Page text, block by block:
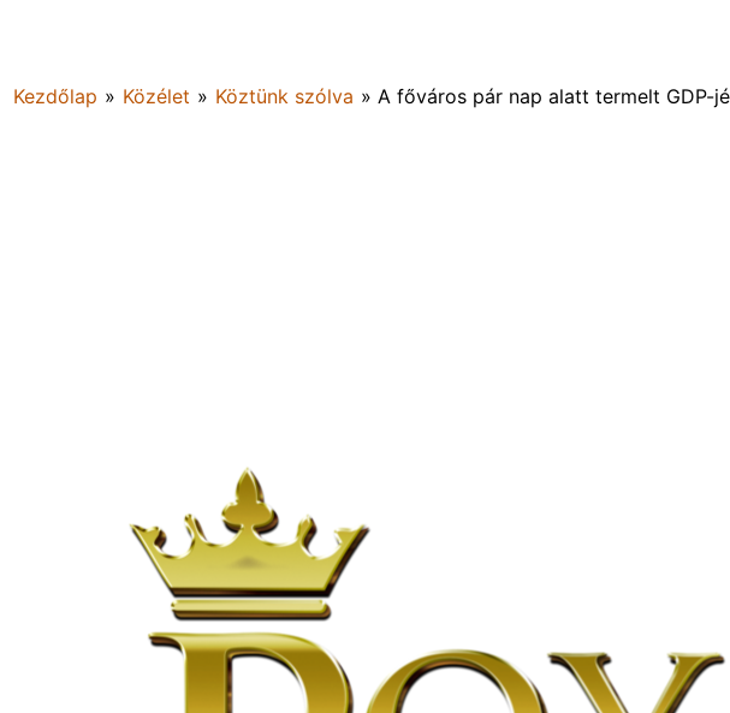
Kezdőlap » Közélet » Köztünk szólva » A főváros pár nap alatt termelt GDP-